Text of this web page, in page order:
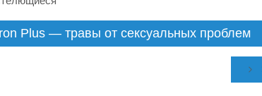
Plus — травы от сексуальных проблем